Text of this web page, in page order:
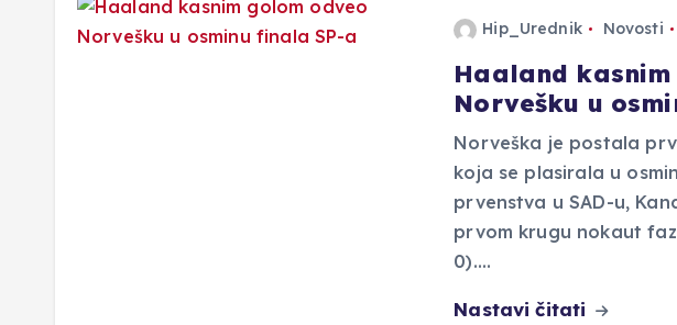
Hip_Urednik Novosti
Haaland
Norvešku u
Norveška je postala
koja se plasirala u
prvenstva u SAD-u,
prvom krugu nokaut
0).…
Nastavi čitati